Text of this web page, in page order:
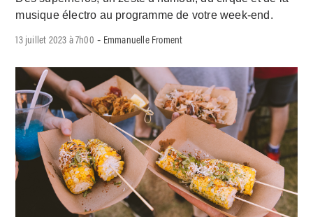
musique électro au programme de votre week-end.
13 juillet 2023 à 7h00 - Emmanuelle Froment